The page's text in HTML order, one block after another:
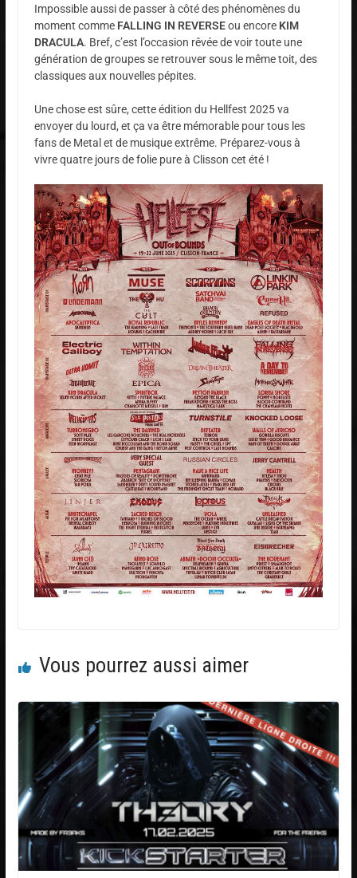
Impossible aussi de passer à côté des phénomènes du
moment comme FALLING IN REVERSEou encore KIM
DRACULA. Bref, c’est l’occasion rêvée de voir toute une
génération de groupes se retrouver sous le même toit, des
classiques aux nouvelles pépites.
Une chose est sûre, cette édition du Hellfest 2025 va
envoyer du lourd, et ça va être mémorable pour tous les
fans de Metal et de musique extrême. Préparez-vous à
vivre quatre jours de folie pure à Clisson cet été !
Vous pourrez aussi aimer